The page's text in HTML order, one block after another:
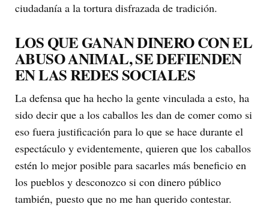
ciudadanía a la tortura disfrazada de tradición.
LOS QUE GANAN DINERO CON EL
ABUSO ANIMAL, SE DEFIENDEN
EN LAS REDES SOCIALES
La defensa que ha hecho la gente vinculada a esto, ha
sido decir que a los caballos les dan de comer como si
eso fuera justificación para lo que se hace durante el
espectáculo y evidentemente, quieren que los caballos
estén lo mejor posible para sacarles más beneficio en
los pueblos y desconozco si con dinero público
también, puesto que no me han querido contestar.